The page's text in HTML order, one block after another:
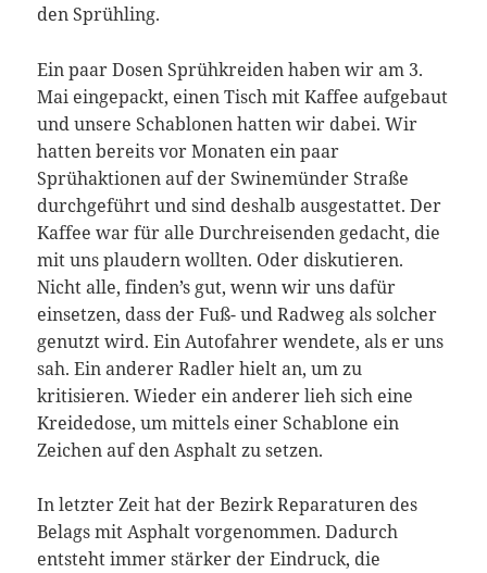
den Sprühling.
Ein paar Dosen Sprühkreiden haben wir am 3.
Mai eingepackt, einen Tisch mit Kaffee aufgebaut
und unsere Schablonen hatten wir dabei. Wir
hatten bereits vor Monaten ein paar
Sprühaktionen auf der Swinemünder Straße
durchgeführt und sind deshalb ausgestattet. Der
Kaffee war für alle Durchreisenden gedacht, die
mit uns plaudern wollten. Oder diskutieren.
Nicht alle, finden’s gut, wenn wir uns dafür
einsetzen, dass der Fuß- und Radweg als solcher
genutzt wird. Ein Autofahrer wendete, als er uns
sah. Ein anderer Radler hielt an, um zu
kritisieren. Wieder ein anderer lieh sich eine
Kreidedose, um mittels einer Schablone ein
Zeichen auf den Asphalt zu setzen.
In letzter Zeit hat der Bezirk Reparaturen des
Belags mit Asphalt vorgenommen. Dadurch
entsteht immer stärker der Eindruck, die